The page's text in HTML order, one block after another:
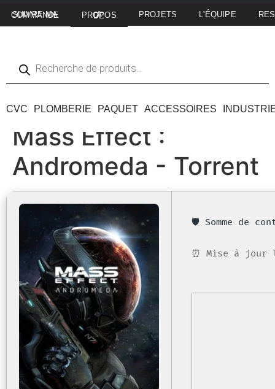
SUIVRE MA COMMANDE A PROPOS DE PROJETS L'ÉQUIPE
CVC PLOMBERIE PAQUET ACCESSOIRES
Mass Effect :
Andromeda - Torrent
🛡️ Somme de
⏰ Mise à